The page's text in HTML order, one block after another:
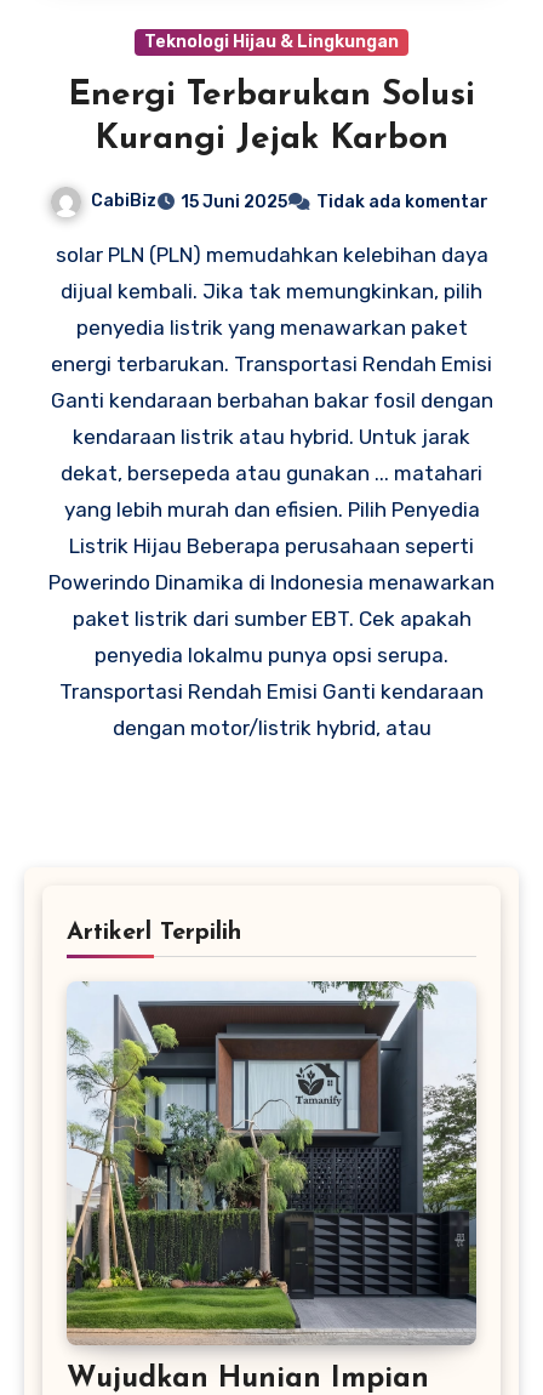
Teknologi Hijau & Lingkungan
Energi Terbarukan Solusi
Kurangi Jejak Karbon
CabiBiz 15 Juni 2025 Tidak ada komentar
solar PLN (PLN) memudahkan kelebihan daya
dijual kembali. Jika tak memungkinkan, pilih
penyedia listrik yang menawarkan paket
energi terbarukan. Transportasi Rendah Emisi
Ganti kendaraan berbahan bakar fosil dengan
kendaraan listrik atau hybrid. Untuk jarak
dekat, bersepeda atau gunakan ... matahari
yang lebih murah dan efisien. Pilih Penyedia
Listrik Hijau Beberapa perusahaan seperti
Powerindo Dinamika di Indonesia menawarkan
paket listrik dari sumber EBT. Cek apakah
penyedia lokalmu punya opsi serupa.
Transportasi Rendah Emisi Ganti kendaraan
dengan motor/listrik hybrid, atau
Artikerl Terpilih
Wujudkan Hunian Impian